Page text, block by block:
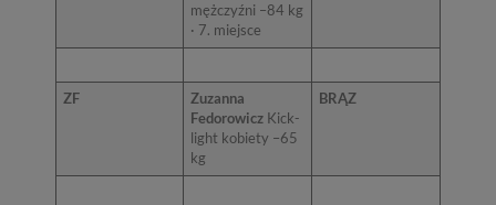
mężczyźni –84 kg
· 7. miejsce
ZF
Zuzanna
Fedorowicz Kick-
light kobiety –65
kg
BRĄZ